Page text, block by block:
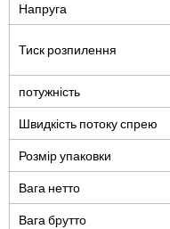
Напруга
Тиск розпилення
потужність
Швидкість потоку спрею
Розмір упаковки
Вага нетто
Вага брутто